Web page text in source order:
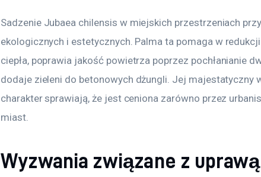
Sadzenie Jubaea chilensis w miejskich przestrzeniach
ekologicznych i estetycznych. Palma ta pomaga w
ciepła, poprawia jakość powietrza poprzez pochłanianie
dodaje zieleni do betonowych dżungli. Jej majestatyczny
charakter sprawiają, że jest ceniona zarówno przez
miast.
Wyzwania związane z